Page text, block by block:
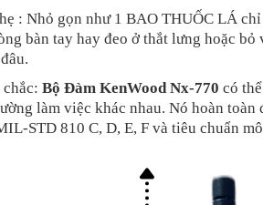
: Nhỏ gọn như 1 BAO THUỐC LÁ
bàn tay hay đeo ở thắt lưng hoặc
chắc: Bộ Đàm KenWood Nx-770 có
làm việc khác nhau. Nó hoàn
STD 810 C, D, E, F và tiêu chuẩn